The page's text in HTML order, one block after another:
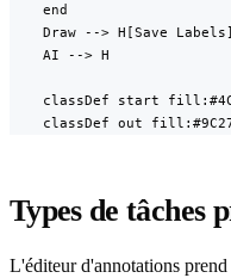
    end
Draw --> H[Save
    AI --> H
classDef start
classDef out
Types de tâches
L'éditeur d'annotations